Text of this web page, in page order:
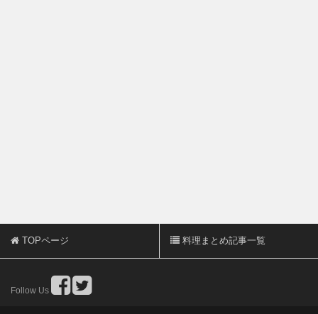
TOPページ 料理まとめ記事一覧
Follow Us